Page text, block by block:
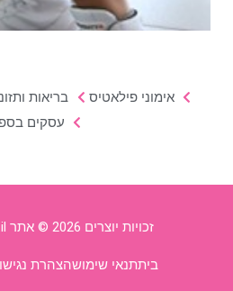
אימוני פילאטיס בריאות ותזונה
עסקים בספורט
זכויות יוצרים 2026 © אתר studiosunny.co.il
תנאי שימושהצהרת נגישות